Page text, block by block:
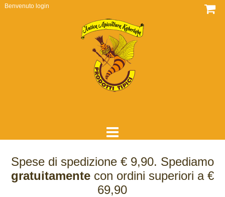
Benvenuto login
DOVE SIAMO
Spese di spedizione € 9,90. Spediamo
gratuitamentecon ordini superiori a €
69,90